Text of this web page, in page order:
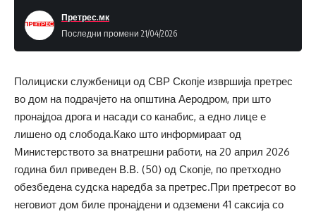
Последни промени 21/04/2026
Претрес.мк
Полициски службеници од СВР Скопје извршија претрес
во дом на подрачјето на општина Аеродром, при што
пронајдоа дрога и насади со канабис, а едно лице е
лишено од слобода.Како што информираат од
Министерството за внатрешни работи, на 20 април 2026
година бил приведен В.В. (50) од Скопје, по претходно
обезбедена судска наредба за претрес.При претресот во
неговиот дом биле пронајдени и одземени 41 саксија со